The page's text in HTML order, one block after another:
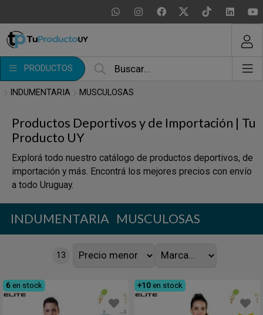
PRODUCTOS
MI COMPRA
INDUMENTARIA MUSCULOSAS
Productos Deportivos y de Importación | Tu
Producto UY
Explorá todo nuestro catálogo de productos deportivos, de
importación y más. Encontrá los mejores precios con envío
a todo Uruguay.
INDUMENTARIA MUSCULOSAS
13
6 en stock +10 en stock